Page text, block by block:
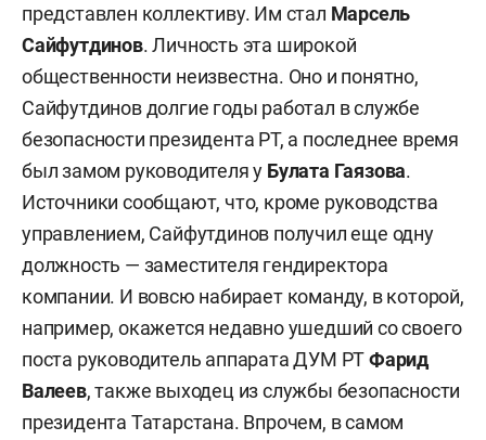
представлен коллективу. Им стал Марсель
Сайфутдинов. Личность эта широкой
общественности неизвестна. Оно и понятно,
Сайфутдинов долгие годы работал в службе
безопасности президента РТ, а последнее время
был замом руководителя у Булата Гаязова.
Источники сообщают, что, кроме руководства
управлением, Сайфутдинов получил еще одну
должность — заместителя гендиректора
компании. И вовсю набирает команду, в которой,
например, окажется недавно ушедший со своего
поста руководитель аппарата ДУМ РТФарид
Валеев, также выходец из службы безопасности
президента Татарстана. Впрочем, в самом